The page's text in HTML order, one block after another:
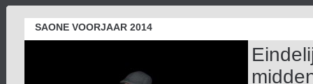
SAONE VOORJAAR 2014